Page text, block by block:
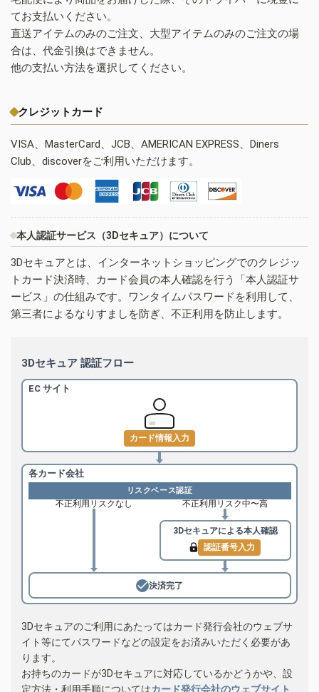
てお支払いください。
直送アイテムのみのご注文、大型アイテムのみのご注文の場
合は、代金引換はできません。
他の支払い方法を選択してください。
クレジットカード
VISA、MasterCard、JCB、AMERICAN EXPRESS、Diners
Club、discoverをご利用いただけます。
本人認証サービス（3Dセキュア）について
3Dセキュアとは、インターネットショッピングでのクレジッ
トカード決済時、カード会員の本人確認を行う「本人認証サ
ービス」の仕組みです。ワンタイムパスワードを利用して、
第三者によるなりすましを防ぎ、不正利用を防止します。
3Dセキュア 認証フロー
EC サイト
カード情報入力
各カード会社
リスクベース認証
不正利用リスクなし 不正利用リスク中〜高
3Dセキュアによる本人確認
認証番号入力
決済完了
3Dセキュアのご利用にあたってはカード発行会社のウェブサ
イト等にてパスワードなどの設定をお済みいただく必要があ
ります。
お持ちのカードが3Dセキュアに対応しているかどうかや、設
定方法・利用手順についてはカード発行会社のウェブサイト